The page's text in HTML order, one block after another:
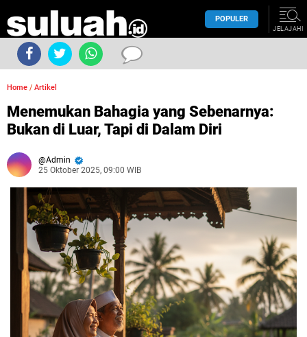
POPULER
JELAJAHI
Home / Artikel
Menemukan Bahagia yang Sebenarnya:
Bukan di Luar, Tapi di Dalam Diri
Admin
25 Oktober 2025, 09:00 WIB